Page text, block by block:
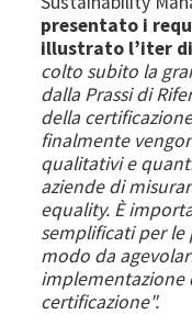
presentato i
illustrato l’iter
colto subito la
dalla Prassi di
della
finalmente
qualitativi e
aziende di
equality. È
semplificati per le
modo da
implementazione
certificazione".